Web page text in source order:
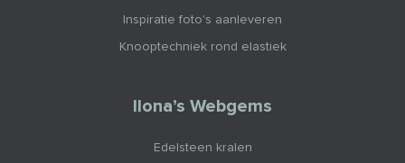
Inspiratie foto's aanleveren
Knooptechniek rond elastiek
Ilona’s Webgems
Edelsteen kralen